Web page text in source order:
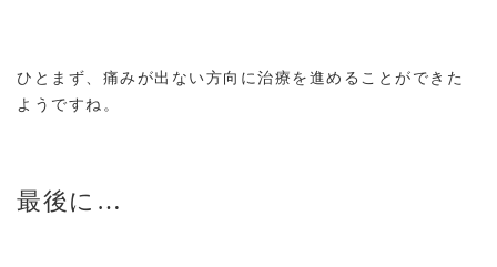
ひとまず、痛みが出ない方向に治療を進めることができた
ようですね。
最後に…